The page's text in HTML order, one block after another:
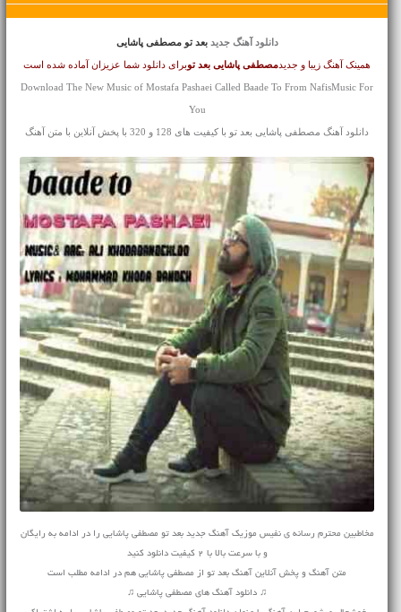
دانلود آهنگ جدید بعد تو مصطفی پاشایی
همینک آهنگ زیبا و جدیدمصطفی پاشایی بعد توبرای دانلود شما عزیزان آماده شده است
Download The New Music of Mostafa Pashaei Called Baade To From NafisMusic For
You
دانلود آهنگ مصطفی پاشایی بعد تو با کیفیت های 128 و 320 با پخش آنلاین با متن آهنگ
مخاطبین محترم رسانه ی نفیس موزیک آهنگ جدید بعد تو مصطفی پاشایی را در ادامه به رایگان
و با سرعت بالا با 2 کیفیت دانلود کنید
متن آهنگ و پخش آنلاین آهنگ بعد تو از مصطفی پاشایی هم در ادامه مطلب است
♫ دانلود آهنگ های مصطفی پاشایی ♫